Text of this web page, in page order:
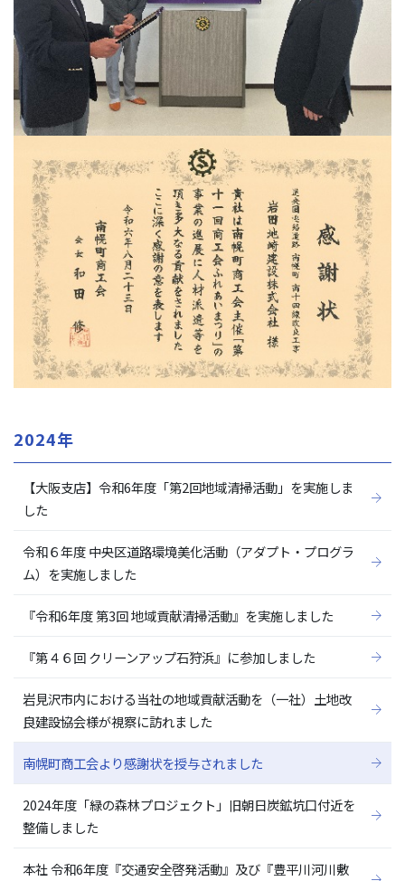
2024年
【大阪支店】令和6年度「第2回地域清掃活動」を実施しま
した
令和６年度 中央区道路環境美化活動（アダプト・プログラ
ム）を実施しました
『令和6年度 第3回 地域貢献清掃活動』を実施しました
『第４６回 クリーンアップ石狩浜』に参加しました
岩見沢市内における当社の地域貢献活動を（一社）土地改
良建設協会様が視察に訪れました
南幌町商工会より感謝状を授与されました
2024年度「緑の森林プロジェクト」旧朝日炭鉱坑口付近を
整備しました
本社 令和6年度『交通安全啓発活動』及び『豊平川河川敷